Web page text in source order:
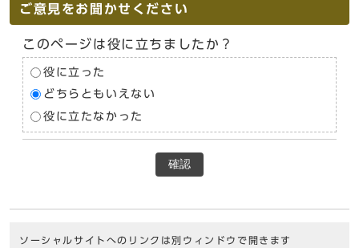
ご意見をお聞かせください
このページは役に立ちましたか？
役に立った
どちらともいえない
役に立たなかった
確認
ソーシャルサイトへのリンクは別ウィンドウで開きます